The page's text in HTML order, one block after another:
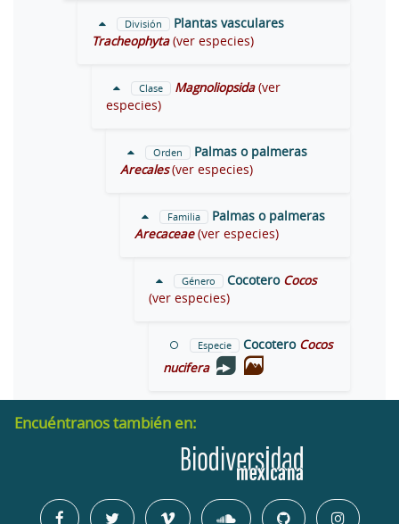
División
Plantas vasculares
Tracheophyta (ver especies)
Clase Magnoliopsida (ver
especies)
Orden
Palmas o palmeras
Arecales (ver especies)
Familia
Palmas o palmeras
Arecaceae (ver especies)
Género Cocotero Cocos
(ver especies)
Especie Cocotero Cocos
nucifera
Encuéntranos también en: